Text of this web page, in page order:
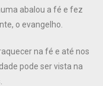
abalou a fé e fez
o evangelho.
na fé e até nos
pode ser vista na